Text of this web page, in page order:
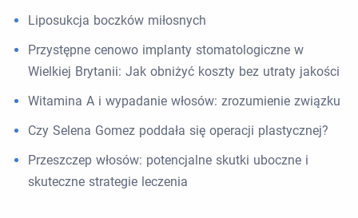
Liposukcja boczków miłosnych
Przystępne cenowo implanty stomatologiczne w
Wielkiej Brytanii: Jak obniżyć koszty bez utraty jakości
Witamina A i wypadanie włosów: zrozumienie związku
Czy Selena Gomez poddała się operacji plastycznej?
Przeszczep włosów: potencjalne skutki uboczne i
skuteczne strategie leczenia